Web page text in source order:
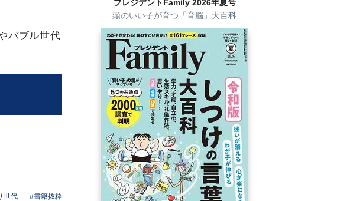
バブル世代
世代 #書籍抜粋
プレジデントFamily 2026年夏号
頭のいい子が育つ「育脳」大百科